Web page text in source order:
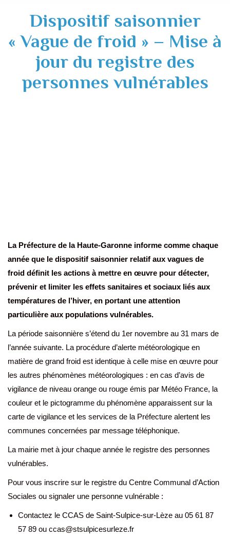
Dispositif saisonnier
« Vague de froid » – Mise à
jour du registre des
personnes vulnérables
La Préfecture de la Haute-Garonne informe comme chaque
année que le dispositif saisonnier relatif aux vagues de
froid définit les actions à mettre en œuvre pour détecter,
prévenir et limiter les effets sanitaires et sociaux liés aux
températures de l’hiver, en portant une attention
particulière aux populations vulnérables.
La période saisonnière s’étend du 1er novembre au 31 mars de
l’année suivante. La procédure d’alerte météorologique en
matière de grand froid est identique à celle mise en œuvre pour
les autres phénomènes météorologiques : en cas d’avis de
vigilance de niveau orange ou rouge émis par Météo France, la
couleur et le pictogramme du phénomène apparaissent sur la
carte de vigilance et les services de la Préfecture alertent les
communes concernées par message téléphonique.
La mairie met à jour chaque année le registre des personnes
vulnérables.
Pour vous inscrire sur le registre du Centre Communal d’Action
Sociales ou signaler une personne vulnérable :
Contactez le CCAS de Saint-Sulpice-sur-Lèze au 05 61 87
57 89 ou ccas@stsulpicesurleze.fr